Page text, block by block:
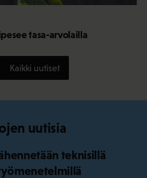
tasa-arvolailla
Kaikki uutiset
uutisia
teknisillä